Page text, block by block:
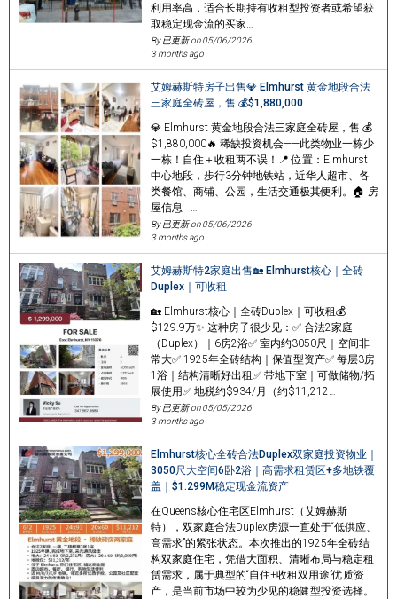
利用率高，适合长期持有收租型投资者或希望获
取稳定现金流的买家…
By 已更新 on05/06/2026
3 months ago
艾姆赫斯特房子出售💎 Elmhurst 黄金地段合法
三家庭全砖屋，售 💰$1,880,000
💎 Elmhurst 黄金地段合法三家庭全砖屋，售 💰
$1,880,000🔥 稀缺投资机会——此类物业一栋少
一栋！自住＋收租两不误！📍 位置：Elmhurst
中心地段，步行3分钟地铁站，近华人超市、各
类餐馆、商铺、公园，生活交通极其便利。🏠 房
屋信息 …
By 已更新 on05/06/2026
3 months ago
艾姆赫斯特2家庭出售🏡 Elmhurst核心｜全砖
Duplex｜可收租
🏡 Elmhurst核心｜全砖Duplex｜可收租💰
$129.9万✨ 这种房子很少见：✅ 合法2家庭
（Duplex）｜6房2浴✅ 室内约3050尺｜空间非
常大✅ 1925年全砖结构｜保值型资产✅ 每层3房
1浴｜结构清晰好出租✅ 带地下室｜可做储物/拓
展使用✅ 地税约$934/月（约$11,212…
By 已更新 on05/05/2026
3 months ago
Elmhurst核心全砖合法Duplex双家庭投资物业｜
3050尺大空间6卧2浴｜高需求租赁区+多地铁覆
盖｜$1.299M稳定现金流资产
在Queens核心住宅区Elmhurst（艾姆赫斯
特），双家庭合法Duplex房源一直处于“低供应、
高需求”的紧张状态。本次推出的1925年全砖结
构双家庭住宅，凭借大面积、清晰布局与稳定租
赁需求，属于典型的“自住+收租双用途”优质资
产，是当前市场中较为少见的稳健型投资选择。